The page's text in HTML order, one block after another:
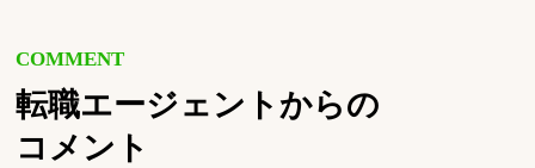
COMMENT
転職エージェントからの
コメント